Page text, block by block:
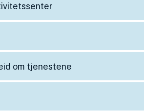
om tjenestene